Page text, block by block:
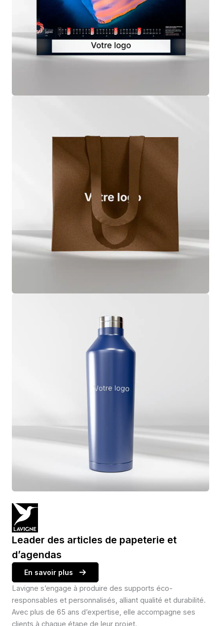
Leader des articles de papeterie et
d’agendas
En savoir plus
Lavigne s’engage à produire des supports éco-
responsables et personnalisés, alliant qualité et durabilité.
Avec plus de 65 ans d’expertise, elle accompagne ses